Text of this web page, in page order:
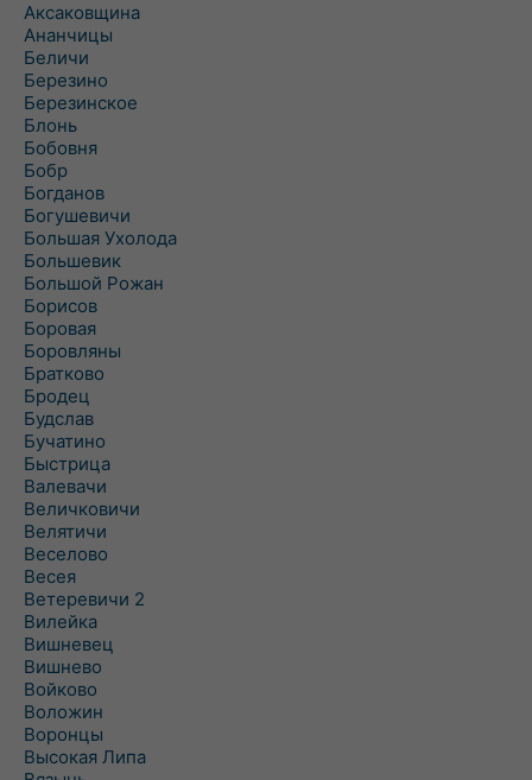
Аксаковщина
Ананчицы
Беличи
Березино
Березинское
Блонь
Бобовня
Бобр
Богданов
Богушевичи
Большая Ухолода
Большевик
Большой Рожан
Борисов
Боровая
Боровляны
Братково
Бродец
Будслав
Бучатино
Быстрица
Валевачи
Величковичи
Велятичи
Веселово
Весея
Ветеревичи 2
Вилейка
Вишневец
Вишнево
Войково
Воложин
Воронцы
Высокая Липа